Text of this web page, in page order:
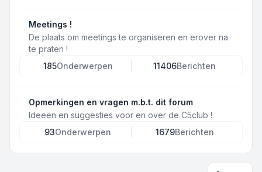
Meetings !
De plaats om meetings te organiseren en erover na
te praten !
185Onderwerpen 11406Berichten
Opmerkingen en vragen m.b.t. dit forum
Ideeën en suggesties voor en over de C5club !
93Onderwerpen 1679Berichten